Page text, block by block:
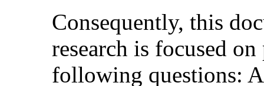
Consequently, this
research is focused
following questions: